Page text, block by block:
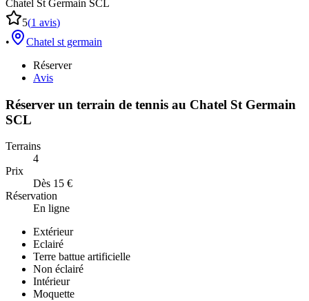
Chatel St Germain SCL
5(1 avis)
•
Chatel st germain
Réserver
Avis
Réserver un terrain de tennis au Chatel St Germain
SCL
Terrains
4
Prix
Dès 15 €
Réservation
En ligne
Extérieur
Eclairé
Terre battue artificielle
Non éclairé
Intérieur
Moquette